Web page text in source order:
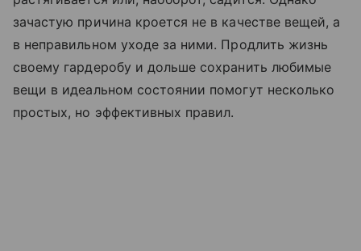
зачастую причина кроется не в качестве вещей, а
в неправильном уходе за ними. Продлить жизнь
своему гардеробу и дольше сохранить любимые
вещи в идеальном состоянии помогут несколько
простых, но эффективных правил.